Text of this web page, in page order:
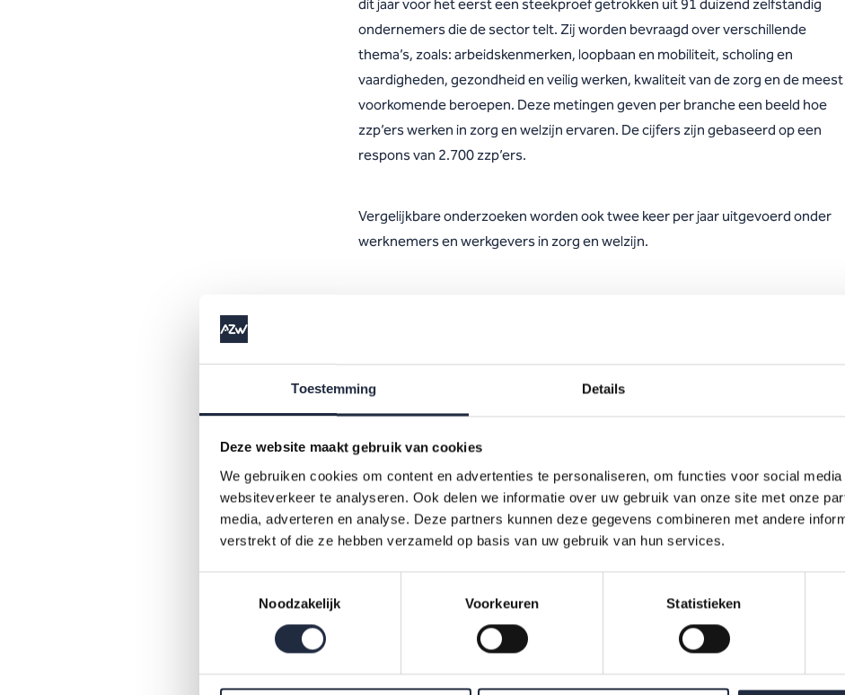
Toestemming Details
Deze website maakt gebruik van cookies
We gebruiken cookies om content en advertenties te personaliseren, om functies voor social
websiteverkeer te analyseren. Ook delen we informatie over uw gebruik van onze site met onze
media, adverteren en analyse. Deze partners kunnen deze gegevens combineren met andere
verstrekt of die ze hebben verzameld op basis van uw gebruik van hun services.
Noodzakelijk
Voorkeuren Statistieken
dit jaar voor het eerst een steekproef getrokken uit 91 duizend zelfstandig
ondernemers die de sector telt. Zij worden bevraagd over verschillende
thema’s, zoals: arbeidskenmerken, loopbaan en mobiliteit, scholing en
vaardigheden, gezondheid en veilig werken, kwaliteit van de zorg en de meest
voorkomende beroepen. Deze metingen geven per branche een beeld hoe
zzp’ers werken in zorg en welzijn ervaren. De cijfers zijn gebaseerd op een
respons van 2.700 zzp’ers.
Vergelijkbare onderzoeken worden ook twee keer per jaar uitgevoerd onder
werknemers en werkgevers in zorg en welzijn.
Je kunt de cijfers uit de rapportage ook terugvinden in de tabellensets op de
website van het CBS:
Bekijk de uitkomsten van de zelfstandigenenquête – 2
Downloads
pdf
AZW-infographic-
enzorg-kern...